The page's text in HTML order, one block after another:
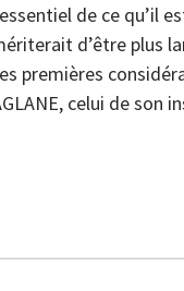
de ce qu’il
d’être plus
premières
celui de son